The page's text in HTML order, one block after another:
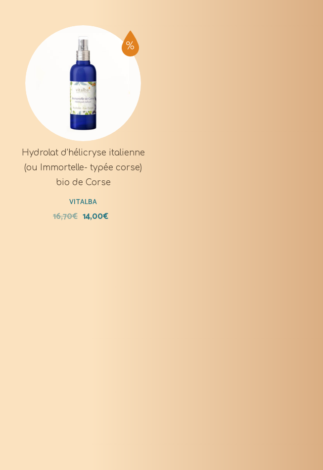
Hydrolat d’hélicryse italienne
(ou Immortelle- typée corse)
bio de Corse
VITALBA
16,70€ 14,00€